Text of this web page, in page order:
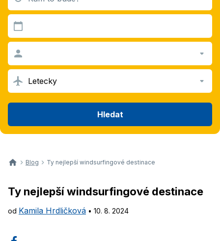
Letecky
Hledat
Blog Ty nejlepší windsurfingové destinace
Ty nejlepší windsurfingové destinace
od Kamila Hrdličková • 10. 8. 2024